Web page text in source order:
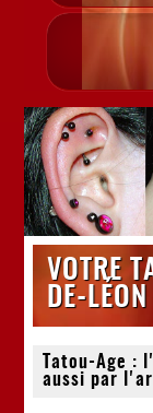
VOTRE
DE-
Tatou-Age :
aussi par